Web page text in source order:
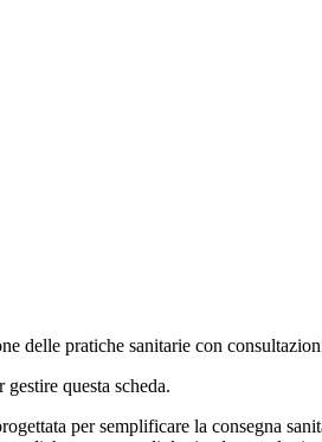
delle pratiche sanitarie con
gestire questa scheda.
per semplificare la consegna